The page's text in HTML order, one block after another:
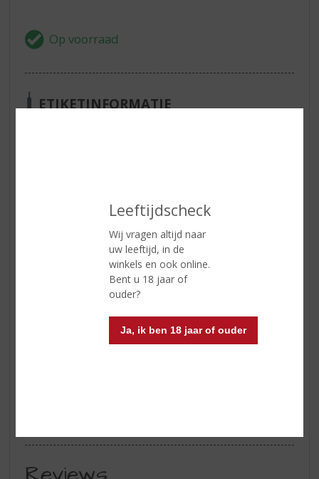
Leeftijdscheck
Wij vragen altijd naar
uw leeftijd, in de
winkels en ook online.
Bent u 18 jaar of
ouder?
Ja, ik ben 18 jaar of ouder
ETIKETINFORMATIE
Helder goud.
Fris en zuiver met aroma’s van
appels, perendrups, rijke
citroentaart, fruitkauwgom en
kaneelsuiker.
gekarameliseerd fruit, wijndruiven,
butterscotch, vanille, honing,
noten en gerstemout